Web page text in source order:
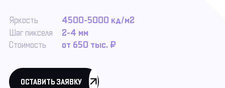
Яркость
4500-5000 кд/м2
Шаг пикселя
2-4 мм
Стоимость
от 650 тыс. ₽
ОСТАВИТЬ ЗАЯВКУ